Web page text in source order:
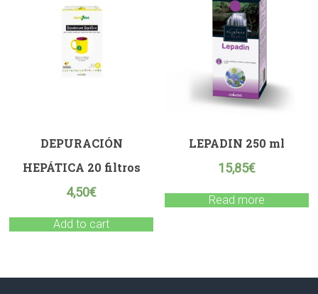
DEPURACIÓN
HEPÁTICA 20 filtros
4,50€
Add to cart
LEPADIN 250 ml
15,85€
Read more